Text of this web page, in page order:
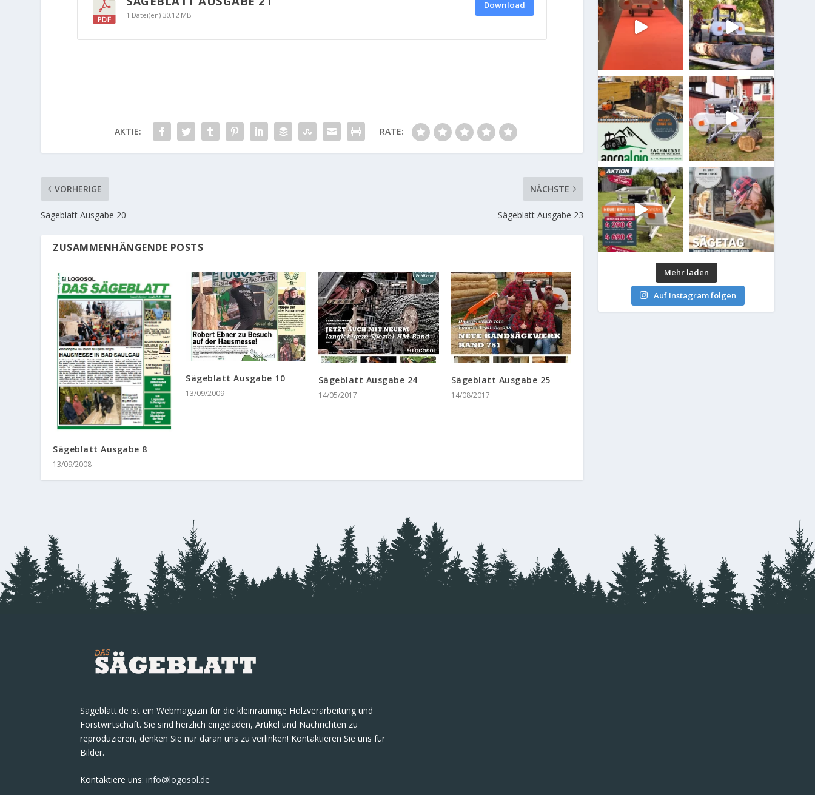
1 Datei(en) 30.12 MB
Download
AKTIE: RATE:
VORHERIGE
Sägeblatt Ausgabe 20
NÄCHSTE
Sägeblatt Ausgabe 23
ZUSAMMENHÄNGENDE POSTS
Sägeblatt Ausgabe 8
13/09/2008
Sägeblatt Ausgabe 10
13/09/2009
Sägeblatt Ausgabe 24
14/05/2017
Sägeblatt Ausgabe 25
14/08/2017
Mehr laden
Auf Instagram folgen
Sageblatt.de ist ein Webmagazin für die kleinräumige Holzverarbeitung und
Forstwirtschaft. Sie sind herzlich eingeladen, Artikel und Nachrichten zu
reproduzieren, denken Sie nur daran uns zu verlinken! Kontaktieren Sie uns für
Bilder.
Kontaktiere uns: info@logosol.de